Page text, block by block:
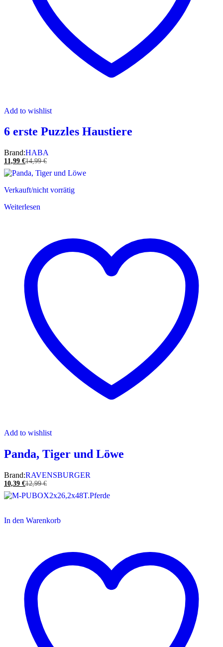
Add to wishlist
6 erste Puzzles Haustiere
Brand:HABA
11,99 €14,99€
Verkauft/nicht vorrätig
Weiterlesen
Add to wishlist
Panda, Tiger und Löwe
Brand:RAVENSBURGER
10,39 €12,99€
In den Warenkorb